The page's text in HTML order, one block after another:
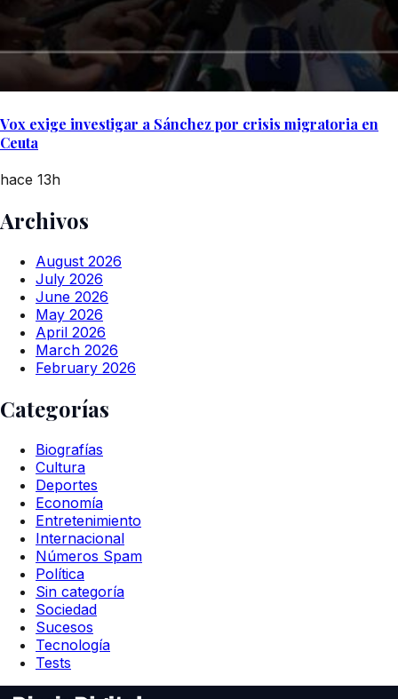
Vox exige investigar a Sánchez por crisis migratoria en
Ceuta
hace 13h
Archivos
August 2026
July 2026
June 2026
May 2026
April 2026
March 2026
February 2026
Categorías
Biografías
Cultura
Deportes
Economía
Entretenimiento
Internacional
Números Spam
Política
Sin categoría
Sociedad
Sucesos
Tecnología
Tests